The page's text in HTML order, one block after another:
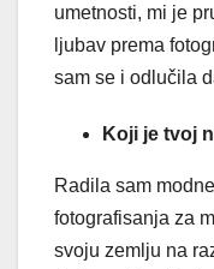
umetnosti, mi je
ljubav prema
sam se i odlučila
Koji je tvoj
Radila sam
fotografisanja za
svoju zemlju na